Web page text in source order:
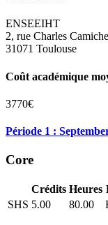
ENSEEIHT
2, rue Charles
31071 Toulouse
Coût académique
3770€
Période 1 :
Core
Crédits Heures
SHS 5.00 80.00